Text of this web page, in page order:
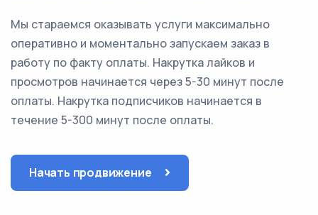
Мы стараемся оказывать услуги максимально
оперативно и моментально запускаем заказ в
работу по факту оплаты. Накрутка лайков и
просмотров начинается через 5-30 минут после
оплаты. Накрутка подписчиков начинается в
течение 5-300 минут после оплаты.
Начать продвижение